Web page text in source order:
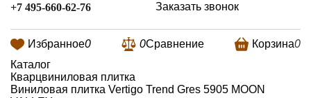
+7 495-660-62-76 Заказать звонок
Избранное0 0Сравнение Корзина0
Каталог
Кварцвиниловая плитка
Виниловая плитка Vertigo Trend Gres 5905 MOON